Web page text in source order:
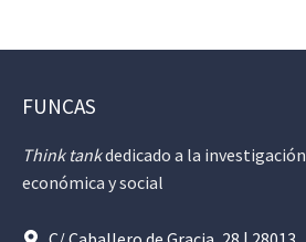
FUNCAS
Think tankdedicado a la investigación
económica y social